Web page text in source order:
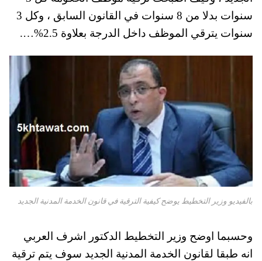
t
pp
سنوات بدلا من 8 سنوات في القانون السابق ، وكل 3
سنوات يترقي الموظف داخل الدرجة بعلاوة 2.5%….
بالفيديو وزير التخطيط يوضح كيفية الترقية في قانون الخدمة المدنية الجديد
وحسبما اوضح وزير التخطيط الدكتور اشرف العربي
انه طبقا لقانون الخدمة المدنية الجديد سوف يتم ترقية